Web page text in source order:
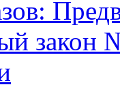
закон